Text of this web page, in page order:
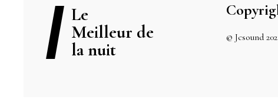
Le
Meilleur de
la nuit
© Jcsound